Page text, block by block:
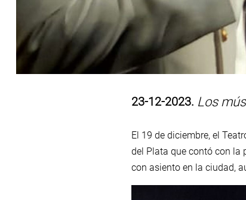
23-12-2023. Los
El 19 de diciembre, el
del Plata que contó con la
con asiento en la ciudad,